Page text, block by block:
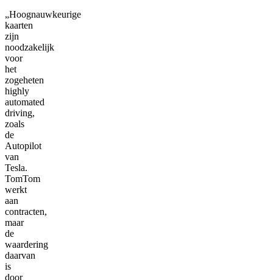
„Hoognauwkeurige
kaarten
zijn
noodzakelijk
voor
het
zogeheten
highly
automated
driving,
zoals
de
Autopilot
van
Tesla.
TomTom
werkt
aan
contracten,
maar
de
waardering
daarvan
is
door